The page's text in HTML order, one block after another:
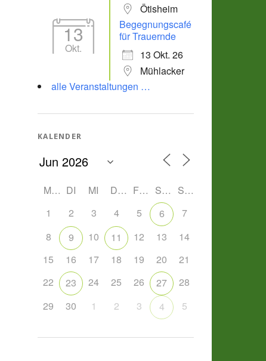
Ötisheim
13
Okt.
Begegnungscafé
für Trauernde
13 Okt. 26
Mühlacker
alle Veranstaltungen …
KALENDER
MO DI MI DO FR SA
SO
1
2 3 4 5 6
7
8
9 10 11 12 13
14
15
16 17 18 19 20
21
22
23 24 25 26 27
28
29
30 1 2 3 4 5